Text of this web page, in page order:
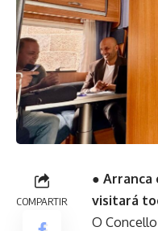
COMPARTIR
● Arranca
visitará
O